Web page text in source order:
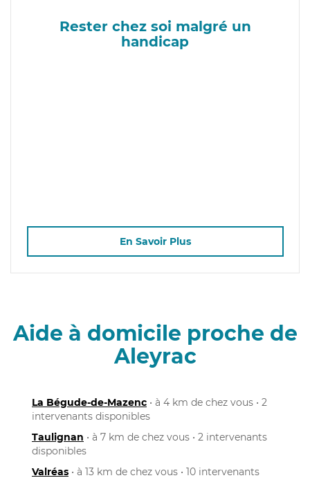
Rester chez soi malgré un
handicap
En Savoir Plus
Aide à domicile proche de
Aleyrac
La Bégude-de-Mazenc • à 4 km de chez vous • 2
intervenants disponibles
Taulignan • à 7 km de chez vous • 2 intervenants
disponibles
Valréas • à 13 km de chez vous • 10 intervenants